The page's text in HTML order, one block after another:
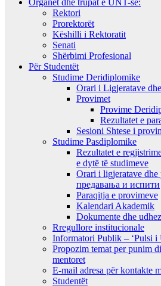
Rektori
Prorektorët
Këshilli i Rektoratit
Senati
Shërbimi Profesional
Për Studentët
Studime Deridiplomike
Orari i Ligjeratave
Provimet
Provime
Rezultatet e
Sesioni Shtese i
Studime Pasdiplomike
Rezultatet e
e dytë të studimeve
Orari i ligjeratave
предавањa и испити
Paraqitja e provimeve
Kalendari Akademik
Dokumente dhe
Rregullore institucionale
Informatori Publik – ‘Pulsi i
Propozim temat per punim
mentoret
E-mail adresa për kontakte
Studentët